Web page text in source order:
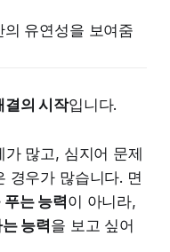
유연성을 보여줌
결의 시작입니다.
많고, 심지어 문제
경우가 많습니다. 면
는 능력이 아니라,
능력을 보고 싶어